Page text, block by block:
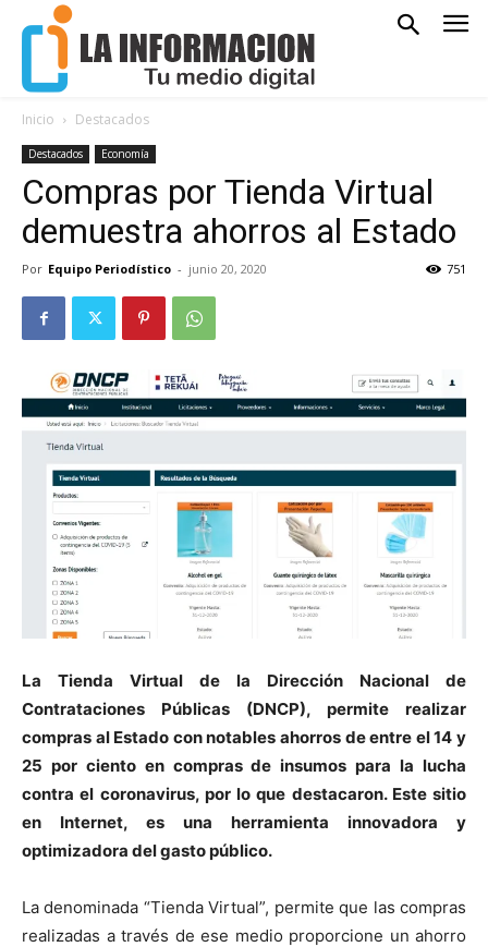
Inicio Destacados
Destacados Economía
Compras por Tienda Virtual
demuestra ahorros al Estado
Por Equipo Periodístico - junio 20, 2020 751
La Tienda Virtual de la Dirección Nacional de
Contrataciones Públicas (DNCP), permite realizar
compras al Estado con notables ahorros de entre el 14 y
25 por ciento en compras de insumos para la lucha
contra el coronavirus, por lo que destacaron. Este sitio
en Internet, es una herramienta innovadora y
optimizadora del gasto público.
La denominada “Tienda Virtual”, permite que las compras
realizadas a través de ese medio proporcione un ahorro